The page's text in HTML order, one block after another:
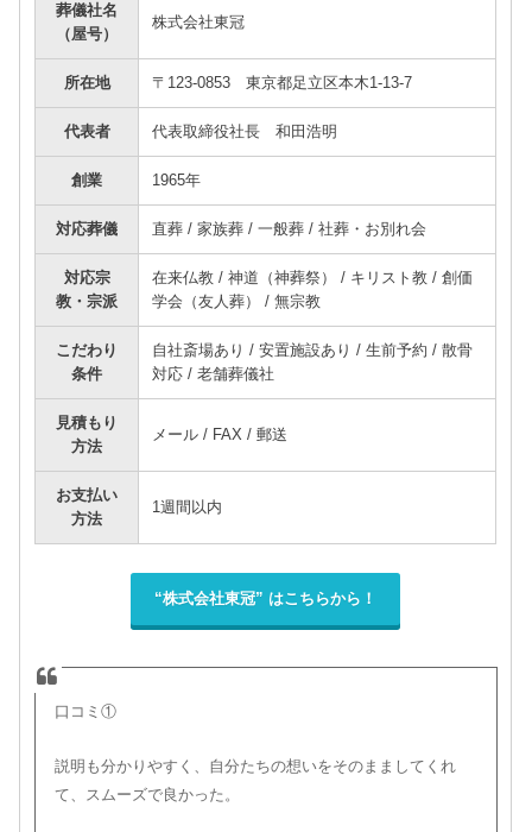
葬儀社名
（屋号）
株式会社東冠
所在地 〒123-0853 東京都足立区本木1-13-7
代表者 代表取締役社長 和田浩明
創業 1965年
対応葬儀 直葬 / 家族葬 / 一般葬 / 社葬・お別れ会
対応宗
教・宗派
在来仏教 / 神道（神葬祭） / キリスト教 / 創価
学会（友人葬） / 無宗教
こだわり
条件
自社斎場あり / 安置施設あり / 生前予約 / 散骨
対応 / 老舗葬儀社
見積もり
方法
メール / FAX / 郵送
お支払い
方法
1週間以内
“株式会社東冠” はこちらから！
口コミ①
説明も分かりやすく、自分たちの想いをそのまましてくれ
て、スムーズで良かった。